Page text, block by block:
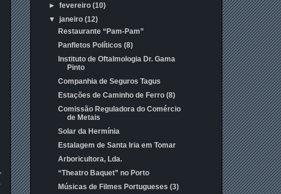
►fevereiro(10)
▼ janeiro(12)
Restaurante “Pam-Pam”
Panfletos Políticos (8)
Instituto de Oftalmologia Dr. Gama
Pinto
Companhia de Seguros Tagus
Estações de Caminho de Ferro (8)
Comissão Reguladora do Comércio
de Metais
Solar da Hermínia
Estalagem de Santa Iria em Tomar
Arboricultora, Lda.
“Theatro Baquet” no Porto
Músicas de Filmes Portugueses (3)